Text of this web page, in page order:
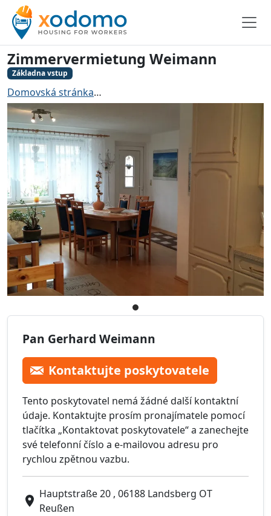
Zimmervermietung Weimann
Základna vstup
Domovská stránka
Pan Gerhard Weimann
Kontaktujte poskytovatele
Tento poskytovatel nemá žádné další kontaktní
údaje. Kontaktujte prosím pronajímatele pomocí
tlačítka „Kontaktovat poskytovatele“ a zanechejte
své telefonní číslo a e-mailovou adresu pro
rychlou zpětnou vazbu.
Hauptstraße 20 , 06188 Landsberg OT
Reußen